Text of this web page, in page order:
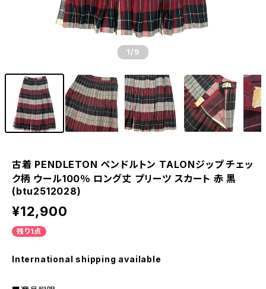
1 /9
古着 PENDLETON ペンドルトン TALONジップ チェッ
ク柄 ウール100％ ロング丈 プリーツ スカート 赤 黒
(btu2512028)
¥12,900
残り1点
International shipping available